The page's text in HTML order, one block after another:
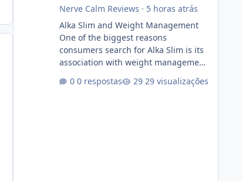
Nerve Calm Reviews · 5 horas atrás
Alka Slim and Weight Management
One of the biggest reasons
consumers search for Alka Slim is its
association with weight management.
management typically depends on
0 respostas 29 visualizações